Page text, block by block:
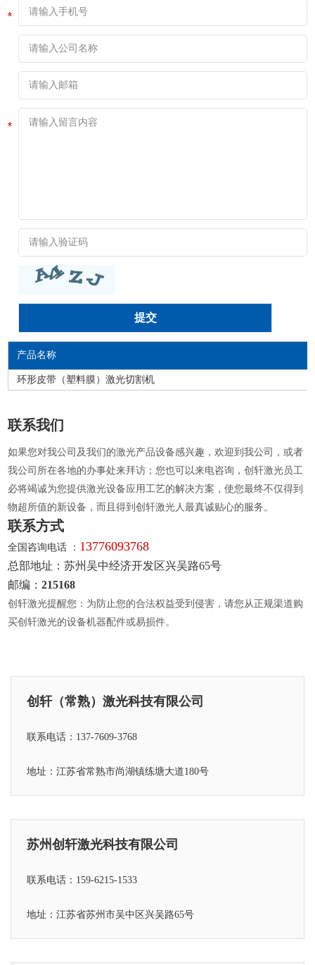
产品名称
环形皮带（塑料膜）激光切割机
联系我们
如果您对我公司及我们的激光产品设备感兴趣，欢迎到我公司，或者
我公司所在各地的办事处来拜访；您也可以来电咨询，创轩激光员工
必将竭诚为您提供激光设备应用工艺的解决方案，使您最终不仅得到
物超所值的新设备，而且得到创轩激光人最真诚贴心的服务。
联系方式
全国咨询电话 ： 13776093768
总部地址：苏州吴中经济开发区兴吴路65号
邮编：215168
创轩激光提醒您：为防止您的合法权益受到侵害，请您从正规渠道购
买创轩激光的设备机器配件或易损件。
创轩（常熟）激光科技有限公司
联系电话：137-7609-3768
地址：江苏省常熟市尚湖镇练塘大道180号
苏州创轩激光科技有限公司
联系电话：159-6215-1533
地址：江苏省苏州市吴中区兴吴路65号